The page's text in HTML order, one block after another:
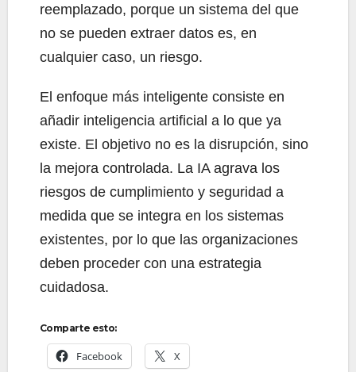
reemplazado, porque un sistema del que
no se pueden extraer datos es, en
cualquier caso, un riesgo.
El enfoque más inteligente consiste en
añadir inteligencia artificial a lo que ya
existe. El objetivo no es la disrupción, sino
la mejora controlada. La IA agrava los
riesgos de cumplimiento y seguridad a
medida que se integra en los sistemas
existentes, por lo que las organizaciones
deben proceder con una estrategia
cuidadosa.
Comparte esto:
Facebook X